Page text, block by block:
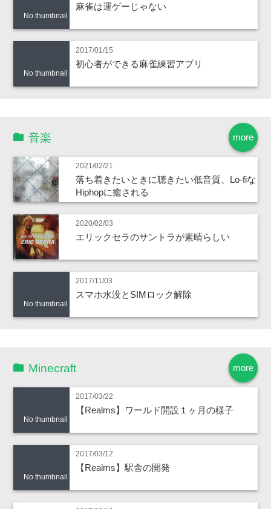
No thumbnail
麻雀は運ゲーじゃない
No thumbnail
2017/01/15
初心者ができる麻雀練習アプリ
more
音楽
2021/02/21
落ち着きたいときに聴きたい低音質、Lo-fiな
Hiphopに癒される
2020/02/03
エリックセラのサントラが素晴らしい
No thumbnail
2017/11/03
スマホ水没とSIMロック解除
more
Minecraft
No thumbnail
2017/03/22
【Realms】ワールド開設１ヶ月の様子
No thumbnail
2017/03/12
【Realms】駅舎の開発